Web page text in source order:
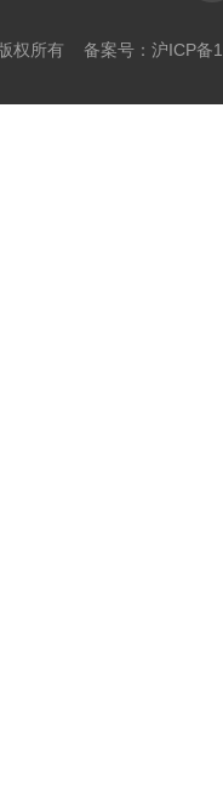
权所有 备案号：沪ICP备